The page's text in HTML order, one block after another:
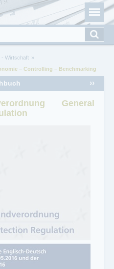
unabhängige Portal für
& eBooks
- Wirtschaft
– Controlling – Benchmarking
››
General